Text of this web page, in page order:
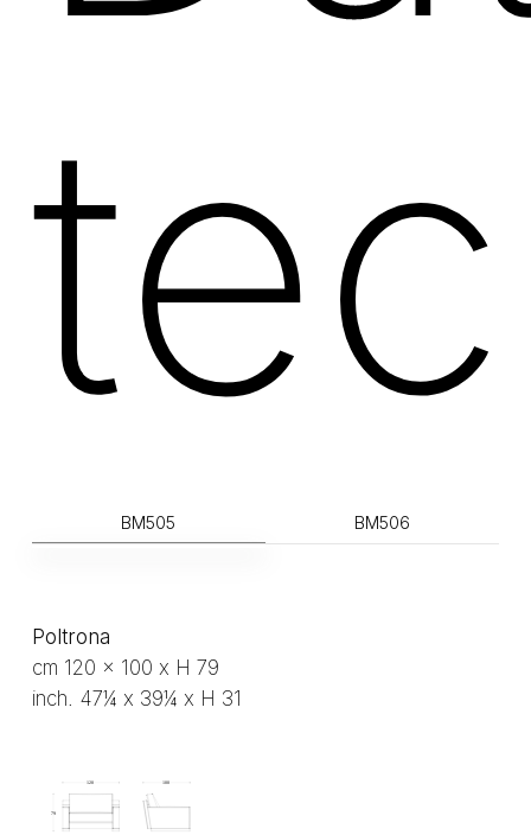
BM505 BM506
Poltrona
cm 120 x 100 x H 79
inch. 47¼ x 39¼ x H 31